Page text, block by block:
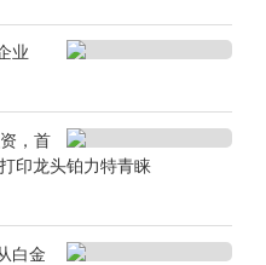
业
，首
印龙头铂力特青睐
白金